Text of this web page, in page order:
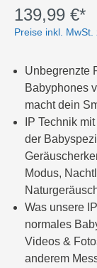
139,99 €*
Preise inkl.
Unbegrenzte
Babyphones
macht dein
IP Technik
der
Modus,
Was unsere
normales
Videos &
anderem